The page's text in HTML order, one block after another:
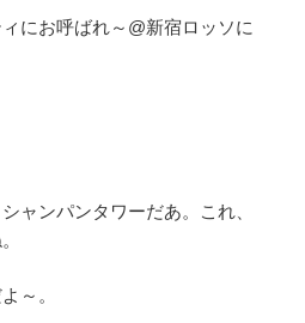
にお呼ばれ～@新宿ロッソに
ャンパンタワーだあ。これ、
～。